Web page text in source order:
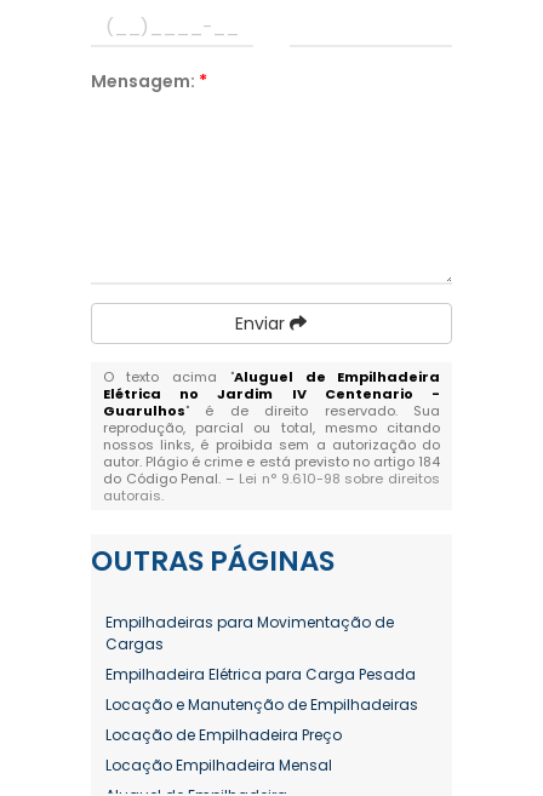
Mensagem: *
Enviar
O texto acima "Aluguel de Empilhadeira
Elétrica no Jardim IV Centenario -
Guarulhos" é de direito reservado. Sua
reprodução, parcial ou total, mesmo citando
nossos links, é proibida sem a autorização do
autor. Plágio é crime e está previsto no artigo 184
do Código Penal. – Lei n° 9.610-98 sobre direitos
autorais.
OUTRAS PÁGINAS
Empilhadeiras para Movimentação de
Cargas
Empilhadeira Elétrica para Carga Pesada
Locação e Manutenção de Empilhadeiras
Locação de Empilhadeira Preço
Locação Empilhadeira Mensal